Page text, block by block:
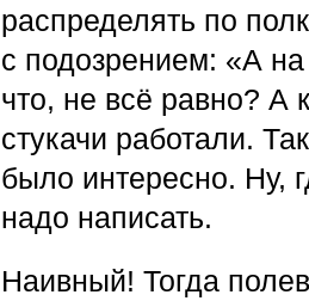
распределять по
с подозрением: «А
что, не всё равно? А
стукачи работали.
было интересно. Ну,
надо написать.
Наивный! Тогда